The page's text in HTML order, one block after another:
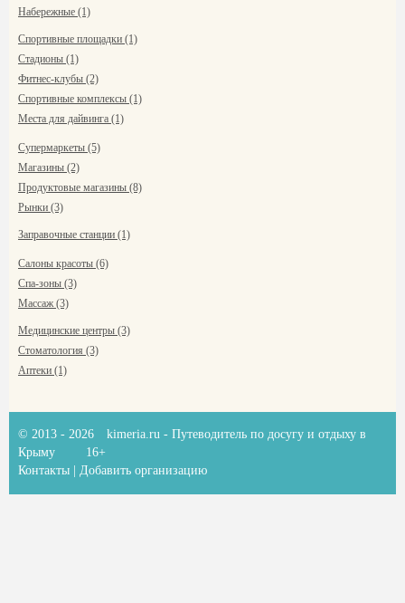
Набережные (1)
Спортивные площадки (1)
Стадионы (1)
Фитнес-клубы (2)
Спортивные комплексы (1)
Места для дайвинга (1)
Супермаркеты (5)
Магазины (2)
Продуктовые магазины (8)
Рынки (3)
Заправочные станции (1)
Салоны красоты (6)
Спа-зоны (3)
Массаж (3)
Медицинские центры (3)
Стоматология (3)
Аптеки (1)
© 2013 - 2026 kimeria.ru - Путеводитель по досугу и отдыху в
Крыму
16+
Контакты
Добавить организацию